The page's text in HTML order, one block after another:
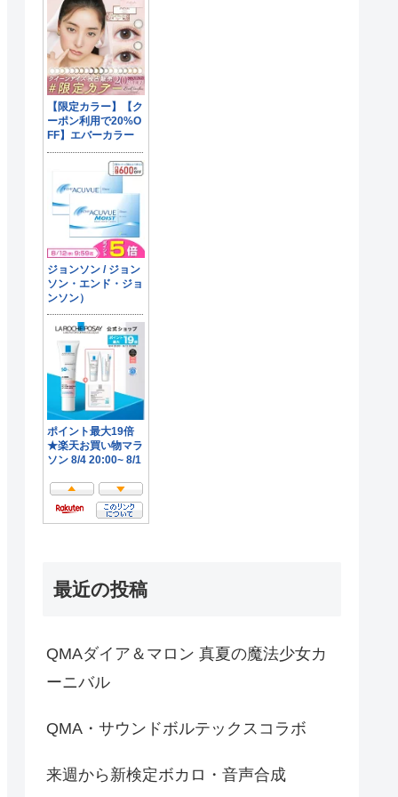
最近の投稿
QMAダイア＆マロン 真夏の魔法少女カ
ーニバル
QMA・サウンドボルテックスコラボ
来週から新検定ボカロ・音声合成